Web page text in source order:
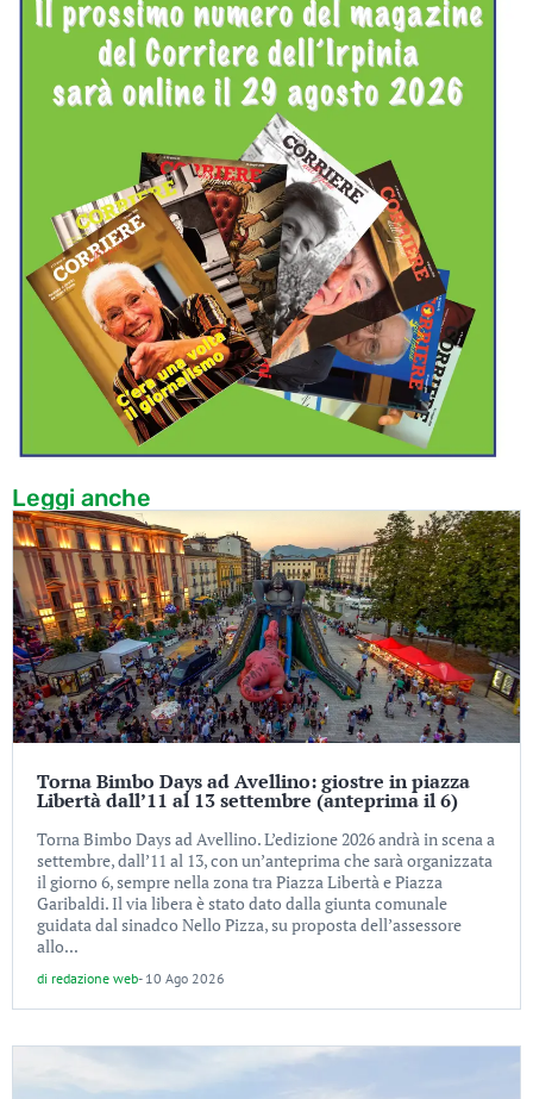
Leggi anche
Torna Bimbo Days ad Avellino: giostre in piazza
Libertà dall’11 al 13 settembre (anteprima il 6)
Torna Bimbo Days ad Avellino. L’edizione 2026 andrà in scena a
settembre, dall’11 al 13, con un’anteprima che sarà organizzata
il giorno 6, sempre nella zona tra Piazza Libertà e Piazza
Garibaldi. Il via libera è stato dato dalla giunta comunale
guidata dal sinadco Nello Pizza, su proposta dell’assessore
allo...
di redazione web- 10 Ago 2026